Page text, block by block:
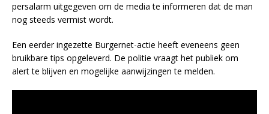
persalarm uitgegeven om de media te informeren dat de man
nog steeds vermist wordt.
Een eerder ingezette Burgernet-actie heeft eveneens geen
bruikbare tips opgeleverd. De politie vraagt het publiek om
alert te blijven en mogelijke aanwijzingen te melden.